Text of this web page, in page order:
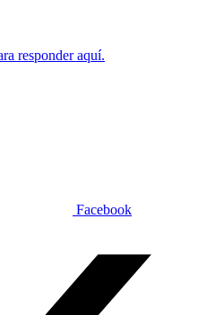
responder aquí.
Facebook